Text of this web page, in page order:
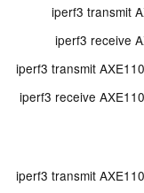
iperf3 transmit
iperf3 receive
iperf3 transmit
iperf3 receive
iperf3 transmit